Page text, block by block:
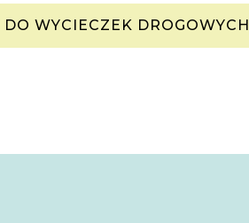
WYCIECZEK DROGOWYCH